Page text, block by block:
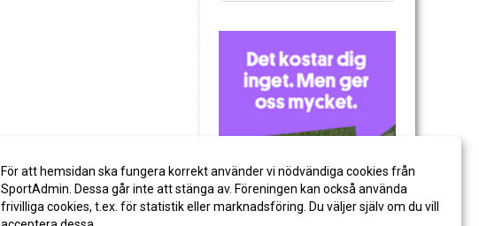
För att hemsidan ska fungera korrekt använder vi nödvändiga cookies från
SportAdmin. Dessa går inte att stänga av. Föreningen kan också använda
frivilliga cookies, t.ex. för statistik eller marknadsföring. Du väljer själv om du vill